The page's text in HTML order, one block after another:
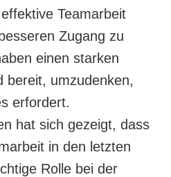
Teamarbeit
Zugang zu
einen starken
bereit, umzudenken,
erfordert.
hat sich gezeigt, dass
in den letzten
Rolle bei der